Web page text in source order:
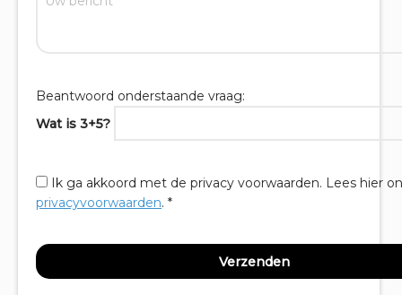
Beantwoord onderstaande vraag:
Wat is 3+5?
Ik ga akkoord met de privacy voorwaarden. Lees hier
privacyvoorwaarden. *